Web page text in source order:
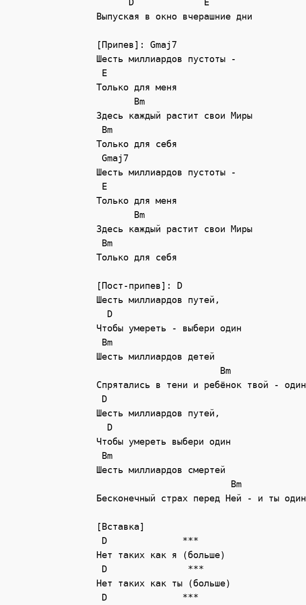
Выпуская в окно вчерашние дни
[Припев]: Gmaj7
Шесть миллиардов пустоты -
E
Только для меня
       Bm
Здесь каждый растит свои Миры
Bm
Только для себя
Gmaj7
Шесть миллиардов пустоты -
E
Только для меня
       Bm
Здесь каждый растит свои Миры
Bm
Только для себя
[Пост-припев]: D
Шесть миллиардов путей,
  D
Чтобы умереть - выбери один
Bm
Шесть миллиардов детей
                       Bm
Спрятались в тени и ребёнок твой - один
D
Шесть миллиардов путей,
  D
Чтобы умереть выбери один
Bm
Шесть миллиардов смертей
                         Bm
Бесконечный страх перед Ней - и ты один
[Вставка]
D              ***
Нет таких как я (больше)
D               ***
Нет таких как ты (больше)
D              ***